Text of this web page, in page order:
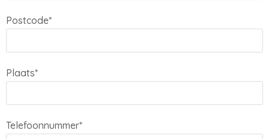
Postcode*
Plaats*
Telefoonnummer*